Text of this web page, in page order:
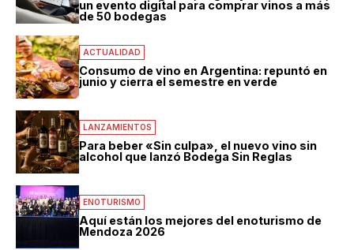
un evento digital para comprar vinos a más
de 50 bodegas
ACTUALIDAD
Consumo de vino en Argentina: repuntó en
junio y cierra el semestre en verde
LANZAMIENTOS
Para beber «Sin culpa», el nuevo vino sin
alcohol que lanzó Bodega Sin Reglas
ENOTURISMO
Aquí están los mejores del enoturismo de
Mendoza 2026